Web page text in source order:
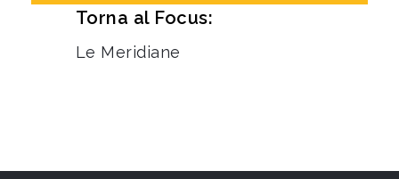
Torna al Focus:
Le Meridiane